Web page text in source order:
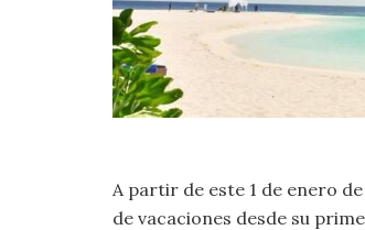
A partir de este 1 de enero
de vacaciones desde su